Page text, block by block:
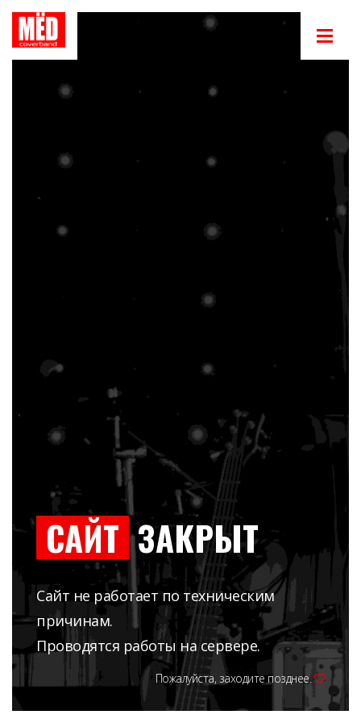
САЙТ ЗАКРЫТ
Сайт не работает по техническим
причинам.
Проводятся работы на сервере.
Пожалуйста, заходите позднее.